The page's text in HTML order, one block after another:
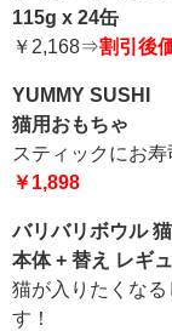
115g x 24缶
￥2,168⇒割引後
YUMMY SUSHI
猫用おもちゃ
スティックにお
￥1,898
バリバリボウル
本体 + 替え レギ
猫が入りたくな
す！